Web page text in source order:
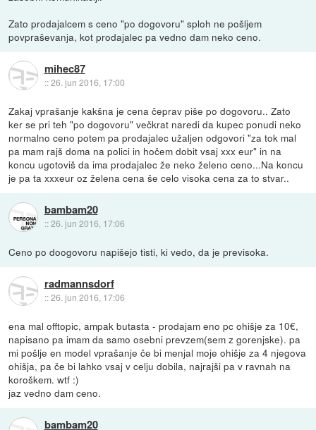
Zato prodajalcem s ceno "po dogovoru" sploh ne pošljem
povpraševanja, kot prodajalec pa vedno dam neko ceno.
mihec87
::26. jun 2016, 17:00
Zakaj vprašanje kakšna je cena čeprav piše po dogovoru.. Zato
ker se pri teh "po dogovoru" večkrat naredi da kupec ponudi neko
normalno ceno potem pa prodajalec užaljen odgovori "za tok mal
pa mam rajš doma na polici in hočem dobit vsaj xxx eur" in na
koncu ugotoviš da ima prodajalec že neko želeno ceno...Na koncu
je pa ta xxxeur oz želena cena še celo visoka cena za to stvar..
bambam20
::26. jun 2016, 17:06
Ceno po doogovoru napišejo tisti, ki vedo, da je previsoka.
radmannsdorf
::26. jun 2016, 17:06
ena mal offtopic, ampak butasta - prodajam eno pc ohišje za 10€,
napisano pa imam da samo osebni prevzem(sem z gorenjske). pa
mi pošlje en model vprašanje če bi menjal moje ohišje za 4 njegova
ohišja, pa če bi lahko vsaj v celju dobila, najrajši pa v ravnah na
koroškem. wtf :)
jaz vedno dam ceno.
bambam20